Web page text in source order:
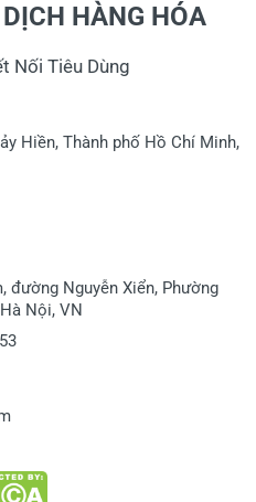
HÀNG HÓA
Nối Tiêu Dùng
Hiền, Thành phố Hồ Chí Minh,
đường Nguyễn Xiển, Phường
Nội, VN